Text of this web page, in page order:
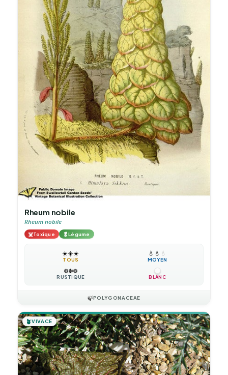
Rheum nobile
Rheum nobile
☠️Toxique 🥬Légume
☀️☀️☀️
TOUS
💧 💧 💧
MOYEN
❄️❄️❄️
RUSTIQUE BLANC
🍃POLYGONACEAE
🪴VIVACE